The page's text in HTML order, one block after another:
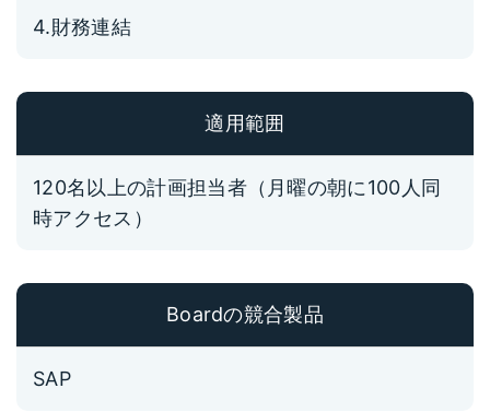
4.財務連結
適用範囲
120名以上の計画担当者（月曜の朝に100人同
時アクセス）
Boardの競合製品
SAP